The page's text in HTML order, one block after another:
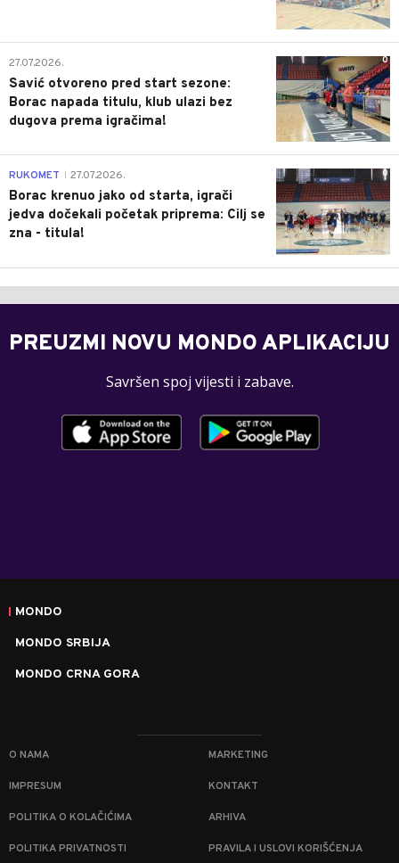
0
27.07.2026.
Savić otvoreno pred start sezone:
Borac napada titulu, klub ulazi bez
dugova prema igračima!
0
RUKOMET 27.07.2026.
Borac krenuo jako od starta, igrači
jedva dočekali početak priprema: Cilj se
zna - titula!
PREUZMI NOVU MONDO APLIKACIJU
Savršen spoj vijesti i zabave.
MONDO
MONDO SRBIJA
MONDO CRNA GORA
O NAMA MARKETING
IMPRESUM KONTAKT
POLITIKA O KOLAČIĆIMA ARHIVA
POLITIKA PRIVATNOSTI PRAVILA I USLOVI KORIŠĆENJA